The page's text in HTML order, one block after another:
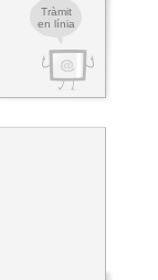
Tràmit
en línia